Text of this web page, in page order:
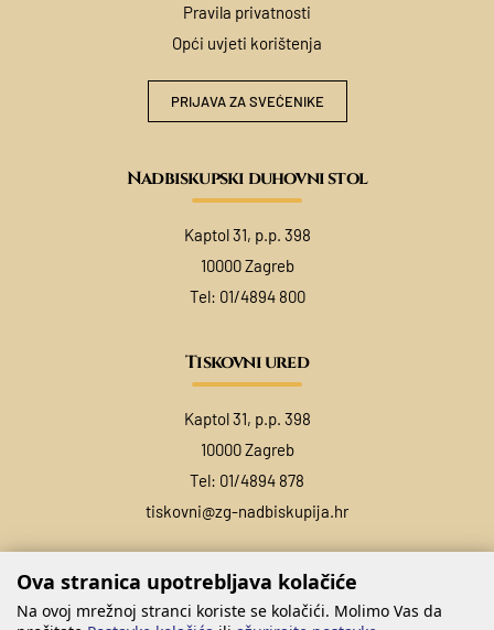
Pravila privatnosti
Opći uvjeti korištenja
PRIJAVA ZA SVEĆENIKE
Nadbiskupski duhovni stol
Kaptol 31, p.p. 398
10000 Zagreb
Tel: 01/4894 800
Tiskovni ured
Kaptol 31, p.p. 398
10000 Zagreb
Tel: 01/4894 878
tiskovni@zg-nadbiskupija.hr
Ova stranica upotrebljava kolačiće
Na ovoj mrežnoj stranci koriste se kolačići. Molimo Vas da